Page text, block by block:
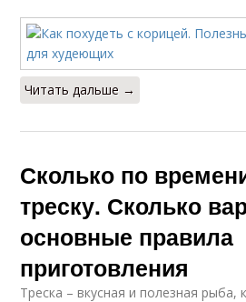
Читать дальше →
Сколько по
треску. Сколько
основные правила
приготовления
Треска – вкусная и полезная рыба,